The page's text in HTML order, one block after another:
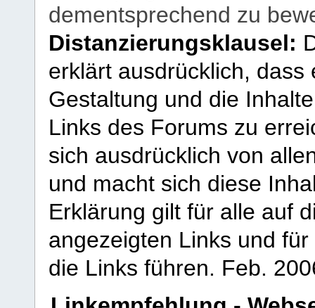
dementsprechend zu
Distanzierungsklausel:
erklärt ausdrücklich,
Gestaltung und die
Links des Forums zu
sich ausdrücklich von
und macht sich diese
Erklärung gilt für alle auf
angezeigten Links und
die Links führen. Feb.